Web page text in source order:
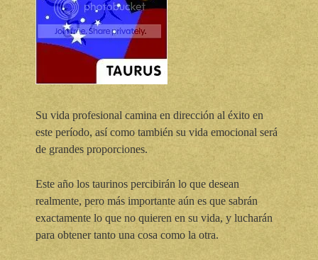
Su vida profesional camina en dirección al éxito en
este período, así como también su vida emocional será
de grandes proporciones.
Este año los taurinos percibirán lo que desean
realmente, pero más importante aún es que sabrán
exactamente lo que no quieren en su vida, y lucharán
para obtener tanto una cosa como la otra.